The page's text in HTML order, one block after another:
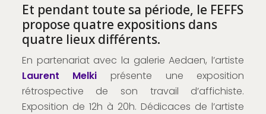
Et pendant toute sa période, le FEFFS
propose quatre expositions dans
quatre lieux différents.
En partenariat avec la galerie Aedaen, l’artiste
Laurent Melki présente une exposition
rétrospective de son travail d’affichiste.
Exposition de 12h à 20h. Dédicaces de l’artiste